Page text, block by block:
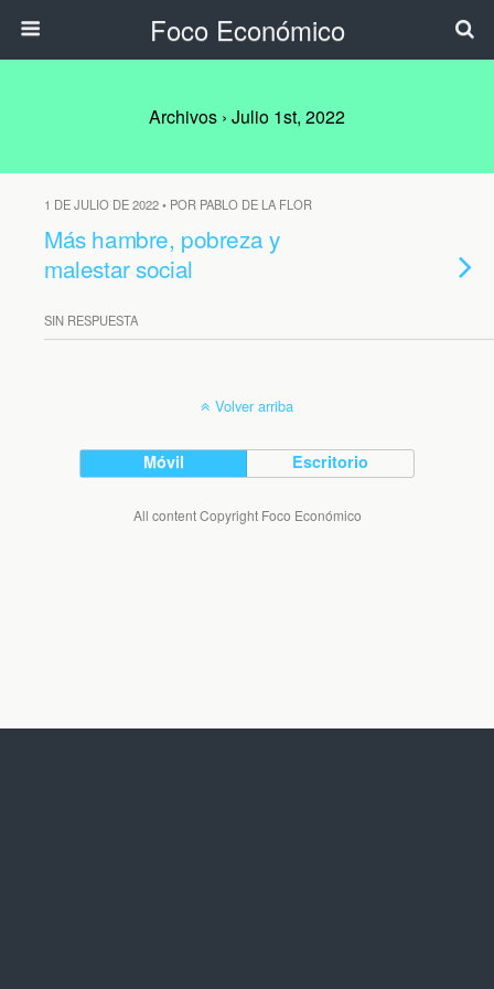
Foco Económico
Archivos › Julio 1st, 2022
1 DE JULIO DE 2022 • POR PABLO DE LA FLOR
Más hambre, pobreza y
malestar social
SIN RESPUESTA
Volver arriba
Móvil Escritorio
All content Copyright Foco Económico